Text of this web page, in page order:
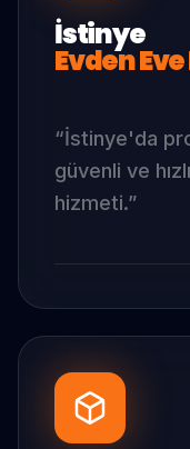
İstinye
Evden
“İstinye'da
güvenli ve
hizmeti.”